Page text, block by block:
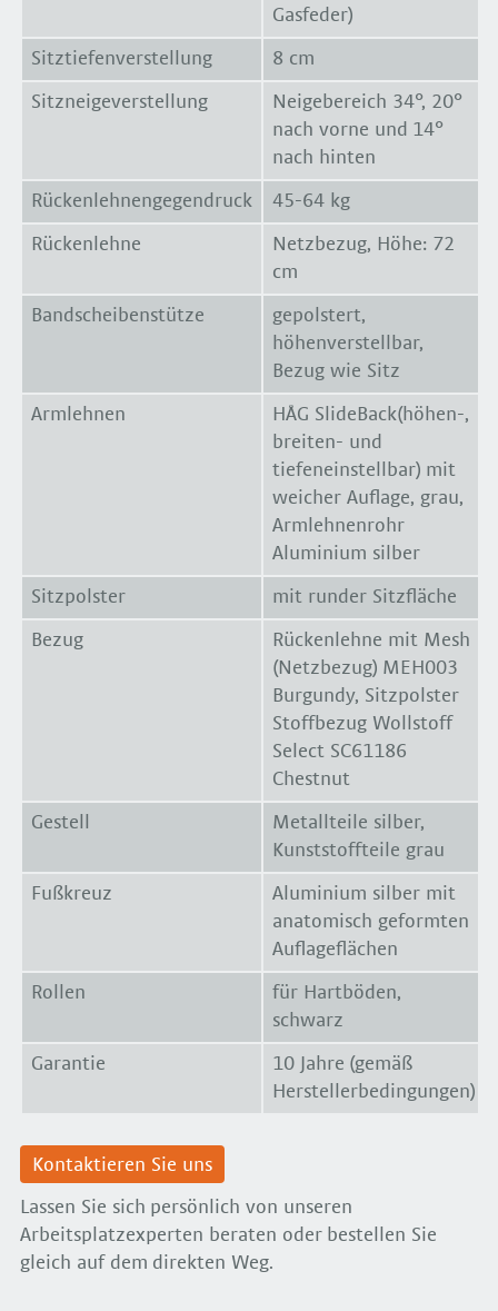
Gasfeder)
Sitztiefenverstellung 8 cm
Sitzneigeverstellung
Neigebereich 34°, 20°
nach vorne und 14°
nach hinten
Rückenlehnengegendruck 45-64 kg
Rückenlehne
Netzbezug, Höhe: 72
cm
Bandscheibenstütze
gepolstert,
höhenverstellbar,
Bezug wie Sitz
Armlehnen
HÅG SlideBack(höhen-,
breiten- und
tiefeneinstellbar) mit
weicher Auflage, grau,
Armlehnenrohr
Aluminium silber
Sitzpolster mit runder Sitzfläche
Bezug
Rückenlehne mit Mesh
(Netzbezug) MEH003
Burgundy, Sitzpolster
Stoffbezug Wollstoff
Select SC61186
Chestnut
Gestell
Metallteile silber,
Kunststoffteile grau
Fußkreuz
Aluminium silber mit
anatomisch geformten
Auflageflächen
Rollen
für Hartböden,
schwarz
Garantie
10 Jahre (gemäß
Herstellerbedingungen)
Kontaktieren Sie uns
Lassen Sie sich persönlich von unseren
Arbeitsplatzexperten beraten oder bestellen Sie
gleich auf dem direkten Weg.